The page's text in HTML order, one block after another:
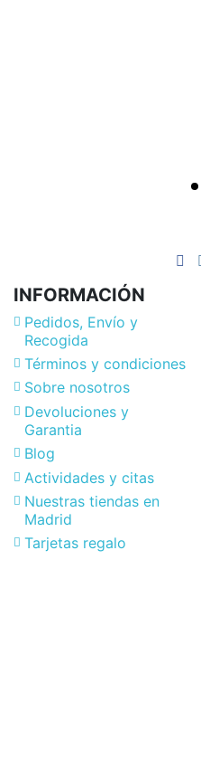
INFORMACIÓN
Pedidos, Envío y
Recogida
Términos y condiciones
Sobre nosotros
Devoluciones y
Garantia
Blog
Actividades y citas
Nuestras tiendas en
Madrid
Tarjetas regalo